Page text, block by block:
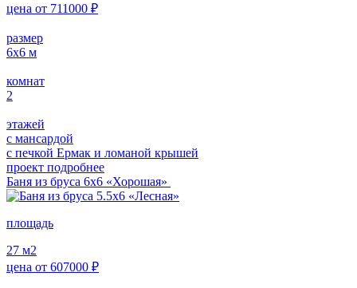
цена от 711000 ₽
размер
6х6 м
комнат
2
этажей
с мансардой
с печкой Ермак и ломаной крышей
проект подробнее
Баня из бруса 6х6 «Хорошая»
площадь
27 м2
цена от 607000 ₽